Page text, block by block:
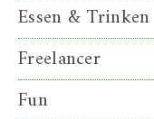
Essen & Trinken
Freelancer
Fun